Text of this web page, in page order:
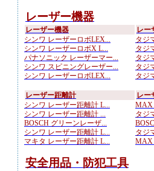
レーザー機器
レーザー機器
シンワ レーザーロボLEX...
シンワ レーザーロボX L...
パナソニック レーザーマー...
シンワ スピニングレーザー...
シンワ レーザーロボLEX...
レー
タジ
タジ
タジ
タジ
タジ
レーザー距離計
シンワ レーザー距離計 L...
シンワ レーザー距離計 ...
BOSCH グリーンレーザ...
シンワ レーザー距離計 L...
マキタ レーザー距離計 L...
レー
MAX
タジ
タジ
安全用品・防犯工具